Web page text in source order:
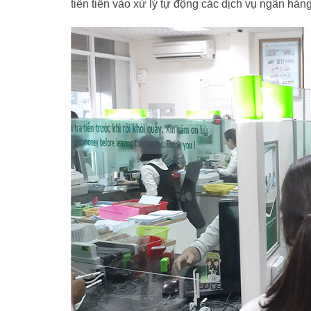
tiên tiến vào xử lý tự động các dịch vụ ngân